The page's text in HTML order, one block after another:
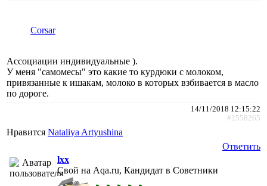
Corsar
Ассоциации индивидуальные ).
У меня "самомесы" это какие то курдюки с молоком,
привязанные к ишакам, молоко в которых взбивается в масло
по дороге.
14/11/2018 12:15:22
#2558265
Нравится Nataliya Artyushina
Ответить
lxx
Свой на Aqa.ru, Кандидат в Советники